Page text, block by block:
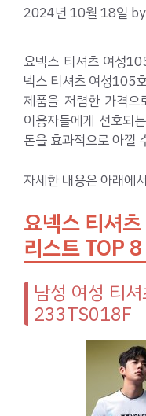
2024년 10월 18일 by
요넥스 티셔츠 여성
넥스 티셔츠 여성105
제품을 저렴한 가격으
이용자들에게 선호되
돈을 효과적으로 아낄
자세한 내용은 아래에
요넥스 티셔
리스트 TOP 8
남성 여성 티
233TS018F